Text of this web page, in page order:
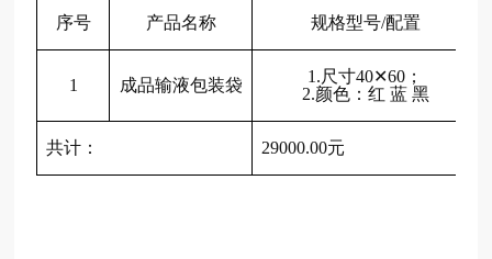
序号 产品名称 规格型号/配置
1 成品输液包装袋
1.尺寸40✕60；
2.颜色：红 蓝 黑
共计： 29000.00元